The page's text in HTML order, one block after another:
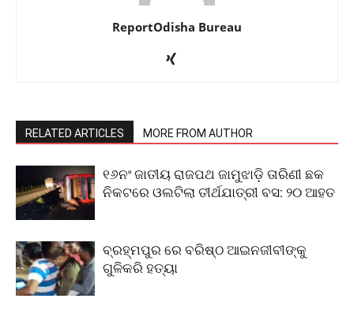
ReportOdisha Bureau
RELATED ARTICLES MORE FROM AUTHOR
୧୬ନଂ ଜାତୀୟ ରାଜପଥ ଜାମୁଝାଡ଼ି ତାରିଣୀ ଛକ
ନିକଟରେ ଓଲଟିଲା ତୀର୍ଥଯାତ୍ରୀ ବସ: ୨୦ ଆହତ
ବ୍ରହ୍ମପୁର ରେ ବରିଷ୍ଠ ଆଇନଜୀବୀଙ୍କୁ
ଗୁଳିକରି ହତ୍ୟା